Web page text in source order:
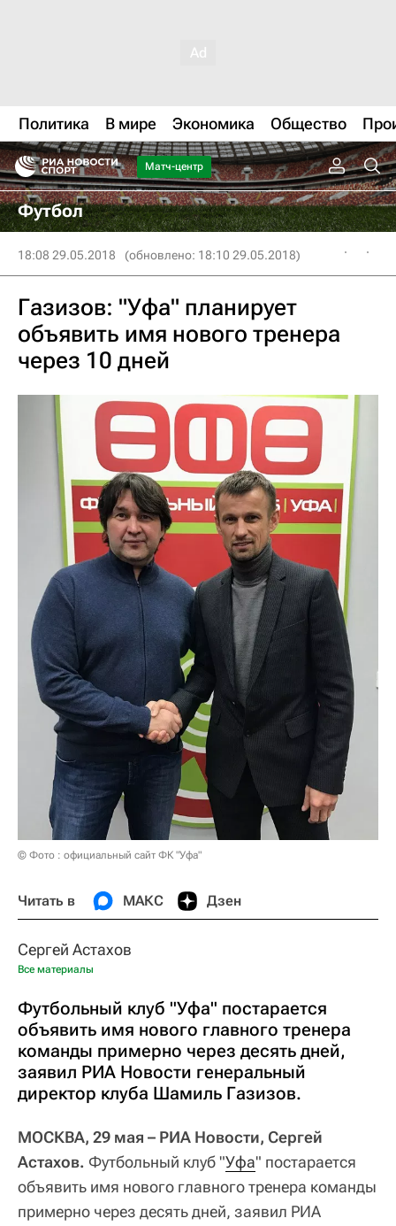
Политика В мире Экономика Общество
Матч-центр
Футбол
18:08 29.05.2018 (обновлено: 18:10 29.05.2018)
Газизов: "Уфа" планирует
объявить имя нового тренера
через 10 дней
© Фото : официальный сайт ФК "Уфа"
Читать в МАКС Дзен
Сергей Астахов
Все материалы
Футбольный клуб "Уфа" постарается
объявить имя нового главного тренера
команды примерно через десять дней,
заявил РИА Новости генеральный
директор клуба Шамиль Газизов.
МОСКВА, 29 мая – РИА Новости, Сергей
Астахов. Футбольный клуб "Уфа" постарается
объявить имя нового главного тренера команды
примерно через десять дней, заявил РИА